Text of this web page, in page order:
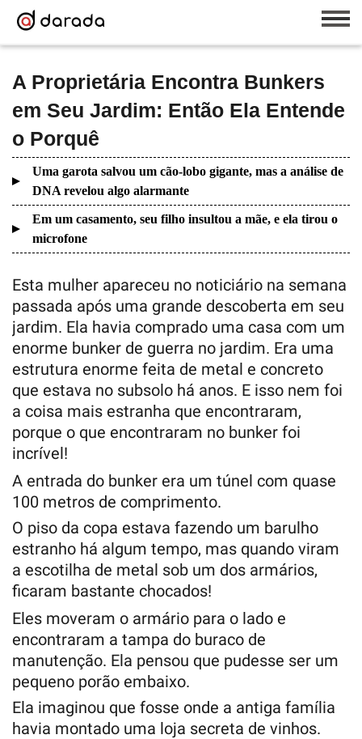
A Proprietária Encontra Bunkers
em Seu Jardim: Então Ela Entende
o Porquê
Uma garota salvou um cão-lobo gigante, mas a análise de
DNA revelou algo alarmante
Em um casamento, seu filho insultou a mãe, e ela tirou o
microfone
Esta mulher apareceu no noticiário na semana
passada após uma grande descoberta em seu
jardim. Ela havia comprado uma casa com um
enorme bunker de guerra no jardim. Era uma
estrutura enorme feita de metal e concreto
que estava no subsolo há anos. E isso nem foi
a coisa mais estranha que encontraram,
porque o que encontraram no bunker foi
incrível!
A entrada do bunker era um túnel com quase
100 metros de comprimento.
O piso da copa estava fazendo um barulho
estranho há algum tempo, mas quando viram
a escotilha de metal sob um dos armários,
ficaram bastante chocados!
Eles moveram o armário para o lado e
encontraram a tampa do buraco de
manutenção. Ela pensou que pudesse ser um
pequeno porão embaixo.
Ela imaginou que fosse onde a antiga família
havia montado uma loja secreta de vinhos.